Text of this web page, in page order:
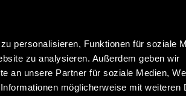
personalisieren, Funktionen für soziale
zu analysieren. Außerdem geben wir
an unsere Partner für soziale Medien,
möglicherweise mit weiteren
Menü